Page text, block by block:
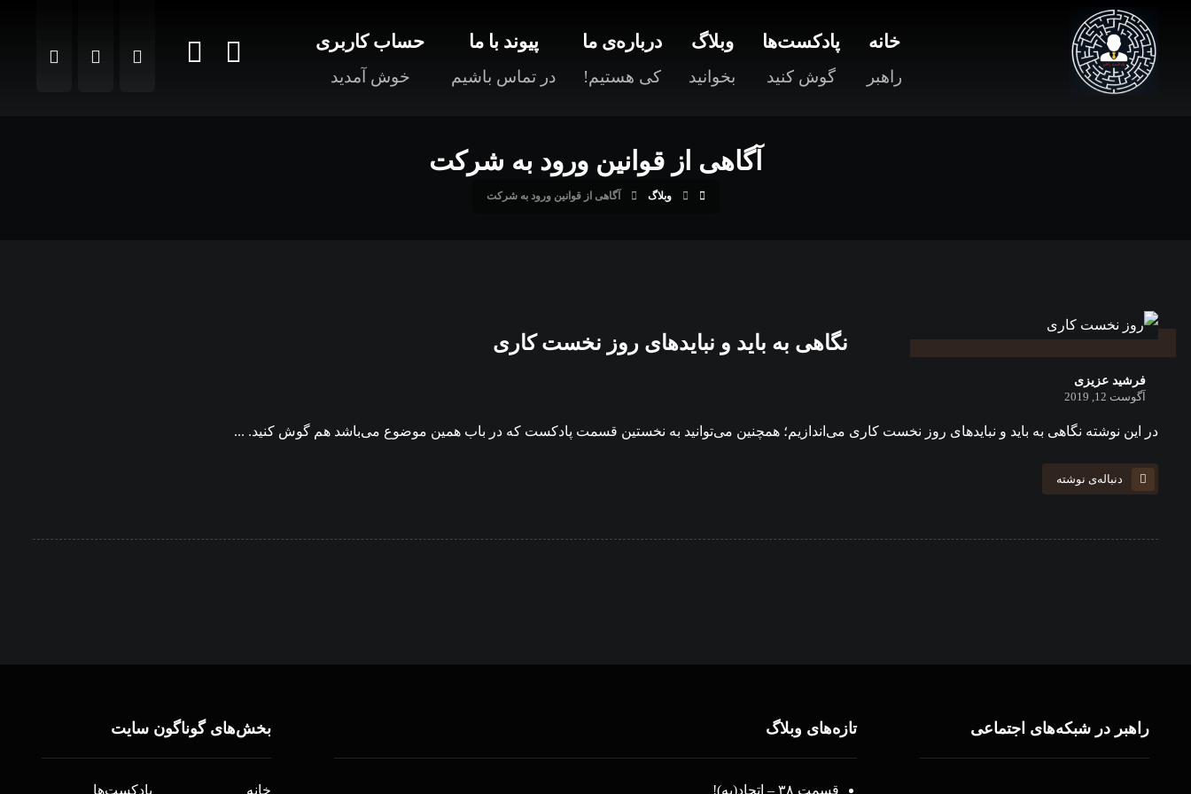
خانه
راهبر
پادکست‌ها
گوش کنید
وبلاگ
بخوانید
درباره‌ی ما
کی هستیم!
پیوند با ما
در تماس باشیم
حساب کاربری
خوش آمدید
آگاهی از قوانین ورود به شرکت
وبلاگ آگاهی از قوانین ورود به شرکت
نگاهی به باید و نبایدهای روز نخست کاری
فرشید عزیزی
آگوست 12, 2019
در این نوشته نگاهی به باید و نبایدهای روز نخست کاری می‌اندازیم؛ همچنین می‌توانید به نخستین قسمت پادکست که در باب همین موضوع می‌باشد هم گوش کنید. ...
دنباله‌ی نوشته
راهبر در شبکه‌های اجتماعی تازه‌های وبلاگ
قسمت ۳۸ – اتحاد(یه)!
بخش‌های گوناگون سایت
خانه پادکست‌ها